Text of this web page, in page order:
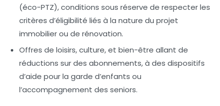
(éco-PTZ), conditions sous réserve de respecter les
critères d’éligibilité liés à la nature du projet
immobilier ou de rénovation.
Offres de loisirs, culture, et bien-être allant de
réductions sur des abonnements, à des dispositifs
d’aide pour la garde d’enfants ou
l’accompagnement des seniors.